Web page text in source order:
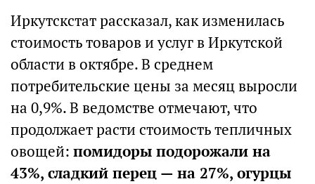
Иркутскстат рассказал, как изменилась
стоимость товаров и услуг в Иркутской
области в октябре. В среднем
потребительские цены за месяц выросли
на 0,9%. В ведомстве отмечают, что
продолжает расти стоимость тепличных
овощей: помидоры подорожали на
43%, сладкий перец — на 27%, огурцы